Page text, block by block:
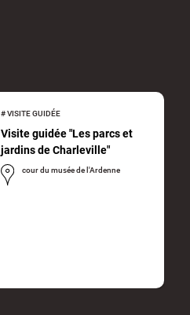
#VISITE GUIDÉE
Visite guidée "Les parcs et
jardins de Charleville"
cour du musée de l'Ardenne